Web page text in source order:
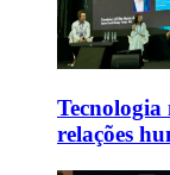
Tecnologia
relações